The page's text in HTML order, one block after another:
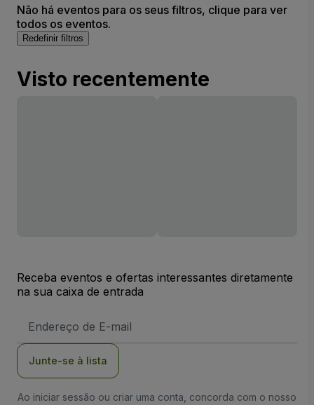
Não há eventos para os seus filtros, clique para ver
todos os eventos.
Redefinir filtros
Visto recentemente
Receba eventos e ofertas interessantes diretamente
na sua caixa de entrada
de
Junte-se à lista
Ao iniciar sessão ou criar uma conta, concorda com o nosso